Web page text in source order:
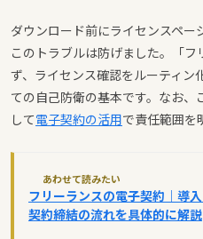
ダウンロード前にライセンスペー
このトラブルは防げました。「
ず、ライセンス確認をルーティン
ての自己防衛の基本です。なお
して電子契約の活用で責任範囲を
あわせて読みたい
フリーランスの電子契約｜導
契約締結の流れを具体的に解説